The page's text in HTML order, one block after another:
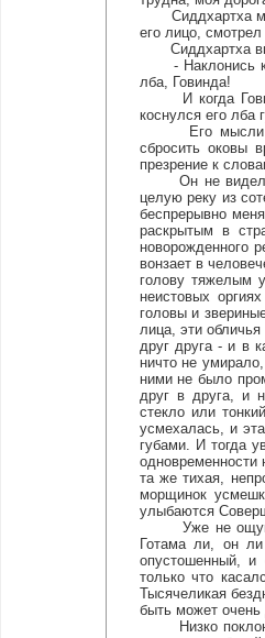
Сиддхартха
его лицо,
Сиддхартха
- Наклонись ко
лба, Говинда!
И когда
коснулся его лба
Его мысли еще
сбросить оковы
презрение к
Он не видел
целую реку из
беспрерывно
раскрытым в
новорожденного
вонзает в
голову тяжелым
неистовых
головы и
лица, эти
друг друга - и в
ничто не
ними не было
друг в друга, и
стекло или
усмехалась, и
губами. И тогда
та же тихая,
морщинок
улыбаются
Уже не ощущая
Готама ли, он
опустошенный, и
только что
Тысячеликая
быть может
Низко